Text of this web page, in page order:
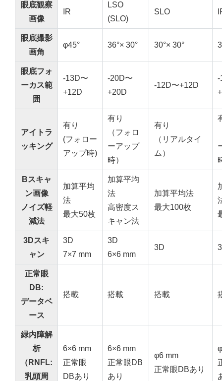
眼底観察
画像
IR
LSO
(SLO)
SLO
眼底撮影
画角
φ45° 36°× 30° 30°× 30°
眼底フォ
ーカス範
囲
-13D〜
+12D
-20D〜
+20D
-12D〜+12D
-
アイトラ
ッキング
有り
(フォロー
アップ時)
有り
（フォロ
ーアップ
時）
有り
（リアルタイ
ム）
Bスキャ
ン画像
ノイズ軽
減法
加算平均
法
最大50枚
加算平均
法
高密度ス
キャン法
加算平均法
最大100枚
3Dスキ
ャン
3D
7×7 mm
3D
6×6 mm
3D
正常眼
DB:
データベ
ース
搭載 搭載 搭載
緑内障解
析
（RNFL:
乳頭周
6×6 mm
正常眼
DBあり
6×6 mm
正常眼DB
あり
φ6 mm
正常眼DBあり